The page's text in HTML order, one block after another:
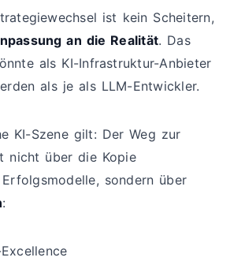
ist kein Scheitern,
an die Realität. Das
als KI-Infrastruktur-Anbieter
als je als LLM-Entwickler.
KI-Szene gilt: Der Weg zur
nicht über die Kopie
sondern über
: